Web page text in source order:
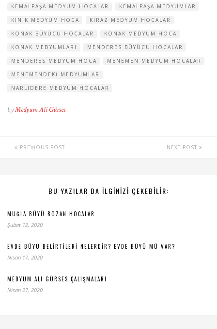
KEMALPAŞA MEDYUM HOCALAR
KEMALPAŞA MEDYUMLAR
KINIK MEDYUM HOCA
KIRAZ MEDYUM HOCALAR
KONAK BÜYÜCÜ HOCALAR
KONAK MEDYUM HOCA
KONAK MEDYUMLARI
MENDERES BÜYÜCÜ HOCALAR
MENDERES MEDYUM HOCA
MENEMEN MEDYUM HOCALAR
MENEMENDEKI MEDYUMLAR
NARLIDERE MEDYUM HOCALAR
byMedyum Ali Gürses
PREVIOUS POST NEXT POST
BU YAZILAR DA ILGINIZI ÇEKEBILIR:
MUĞLA BÜYÜ BOZAN HOCALAR
Şubat 12, 2020
EVDE BÜYÜ BELIRTILERI NELERDIR? EVDE BÜYÜ MÜ VAR?
Nisan 17, 2020
MEDYUM ALI GÜRSES ÇALIŞMALARI
Nisan 27, 2020